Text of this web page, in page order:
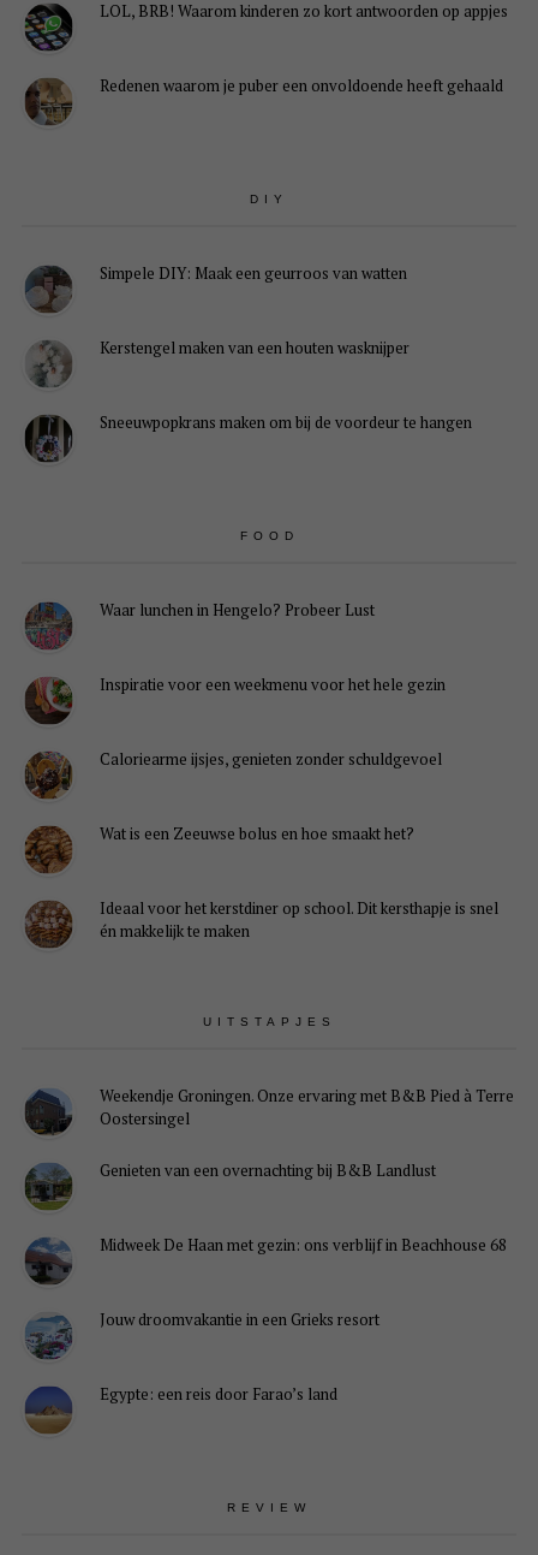
LOL, BRB! Waarom kinderen zo kort antwoorden op appjes
Redenen waarom je puber een onvoldoende heeft gehaald
DIY
Simpele DIY: Maak een geurroos van watten
Kerstengel maken van een houten wasknijper
Sneeuwpopkrans maken om bij de voordeur te hangen
FOOD
Waar lunchen in Hengelo? Probeer Lust
Inspiratie voor een weekmenu voor het hele gezin
Caloriearme ijsjes, genieten zonder schuldgevoel
Wat is een Zeeuwse bolus en hoe smaakt het?
Ideaal voor het kerstdiner op school. Dit kersthapje is snel
én makkelijk te maken
UITSTAPJES
Weekendje Groningen. Onze ervaring met B&B Pied à Terre
Oostersingel
Genieten van een overnachting bij B&B Landlust
Midweek De Haan met gezin: ons verblijf in Beachhouse 68
Jouw droomvakantie in een Grieks resort
Egypte: een reis door Farao’s land
REVIEW